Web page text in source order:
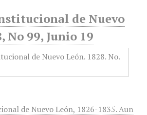
de Nuevo
No 99, Junio 19
de Nuevo León, 1826-1835. Aun